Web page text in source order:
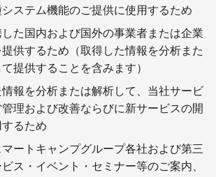
システム機能のご提供に使用するため
た国内および国外の事業者または企業
供するため（取得した情報を分析また
提供することを含みます）
報を分析または解析して、当社サービ
管理および改善ならびに新サービスの開
るため
ートキャンプグループ各社および第三
ス・イベント・セミナー等のご案内、